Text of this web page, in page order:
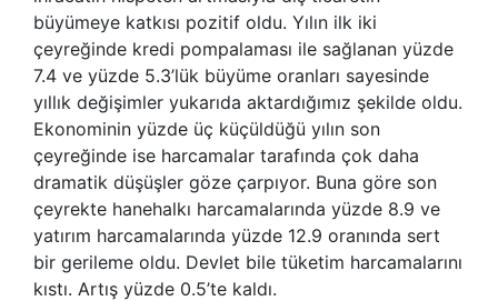
büyümeye katkısı pozitif oldu. Yılın ilk iki
çeyreğinde kredi pompalaması ile sağlanan yüzde
7.4 ve yüzde 5.3’lük büyüme oranları sayesinde
yıllık değişimler yukarıda aktardığımız şekilde oldu.
Ekonominin yüzde üç küçüldüğü yılın son
çeyreğinde ise harcamalar tarafında çok daha
dramatik düşüşler göze çarpıyor. Buna göre son
çeyrekte hanehalkı harcamalarında yüzde 8.9 ve
yatırım harcamalarında yüzde 12.9 oranında sert
bir gerileme oldu. Devlet bile tüketim harcamalarını
kıstı. Artış yüzde 0.5’te kaldı.